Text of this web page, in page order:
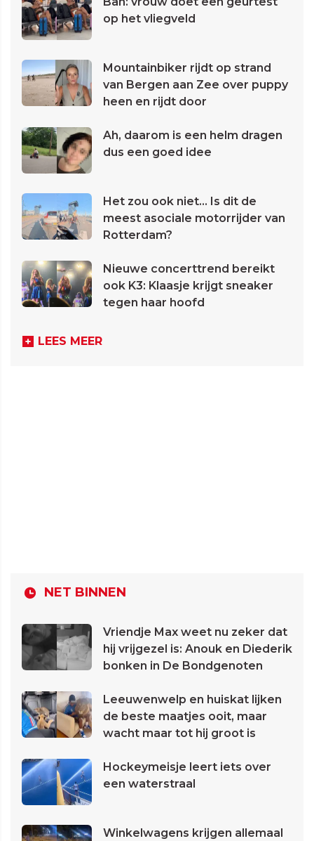
op het vliegveld
Mountainbiker rijdt op strand
van Bergen aan Zee over puppy
heen en rijdt door
Ah, daarom is een helm dragen
dus een goed idee
Het zou ook niet... Is dit de
meest asociale motorrijder van
Rotterdam?
Nieuwe concerttrend bereikt
ook K3: Klaasje krijgt sneaker
tegen haar hoofd
LEES MEER
NET BINNEN
Vriendje Max weet nu zeker dat
hij vrijgezel is: Anouk en Diederik
bonken in De Bondgenoten
Leeuwenwelp en huiskat lijken
de beste maatjes ooit, maar
wacht maar tot hij groot is
Hockeymeisje leert iets over
een waterstraal
Winkelwagens krijgen allemaal